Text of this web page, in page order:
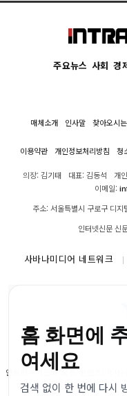
주요뉴스 사회 경
매체소개 인사말 찾아오시
이용약관 개인정보처리방침 청
의장: 김기태 대표: 김동석 개
이메일:
주소: 서울특별시 구로구 디
인터넷신문 신
사바나미디어 네트워크
인트라매거진의 모든 콘텐츠(기사
홈 화면에
여세요
검색 없이 한 번에 다시